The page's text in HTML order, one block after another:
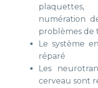
numération
problèmes de
Le système
réparé
Les
cerveau sont